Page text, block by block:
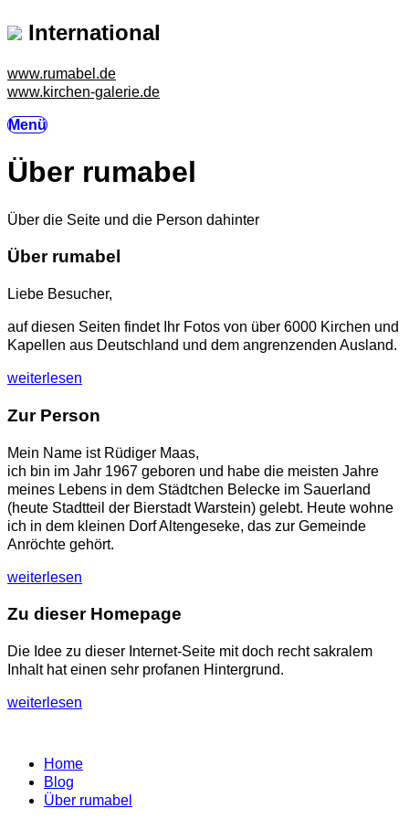
International
www.rumabel.de
www.kirchen-galerie.de
Menü
Über rumabel
Über die Seite und die Person dahinter
Über rumabel
Liebe Besucher,
auf diesen Seiten findet Ihr Fotos von über 6000 Kirchen und
Kapellen aus Deutschland und dem angrenzenden Ausland.
weiterlesen
Zur Person
Mein Name ist Rüdiger Maas,
ich bin im Jahr 1967 geboren und habe die meisten Jahre
meines Lebens in dem Städtchen Belecke im Sauerland
(heute Stadtteil der Bierstadt Warstein) gelebt. Heute wohne
ich in dem kleinen Dorf Altengeseke, das zur Gemeinde
Anröchte gehört.
weiterlesen
Zu dieser Homepage
Die Idee zu dieser Internet-Seite mit doch recht sakralem
Inhalt hat einen sehr profanen Hintergrund.
weiterlesen
Home
Blog
Über rumabel